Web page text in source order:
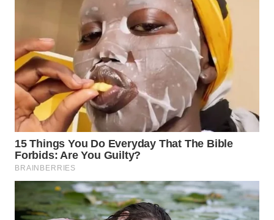
WN
PADANG
LAWAS
WN
WN
CIANJUR
WN